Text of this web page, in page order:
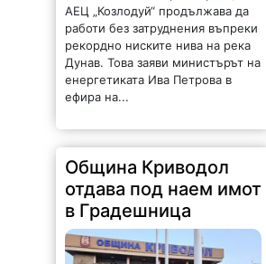
АЕЦ „Козлодуй“ продължава да
работи без затруднения въпреки
рекордно ниските нива на река
Дунав. Това заяви министърът на
енергетиката Ива Петрова в
ефира на...
Община Криводол
отдава под наем имот
в Градешница